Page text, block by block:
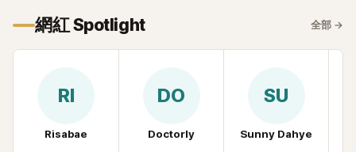
網紅 Spotlight 全部 →
RI
Risabae
DO
Doctorly
SU
Sunny Dahye